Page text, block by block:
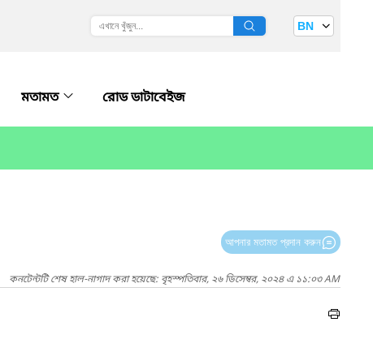
BN
মতামত রোড ডাটাবেইজ
আপনার মতামত প্রদান করুন
কনটেন্টটি শেষ হাল-নাগাদ করা হয়েছে: বৃহস্পতিবার, ২৬ ডিসেম্বর, ২০২৪ এ ১১:০৩ AM